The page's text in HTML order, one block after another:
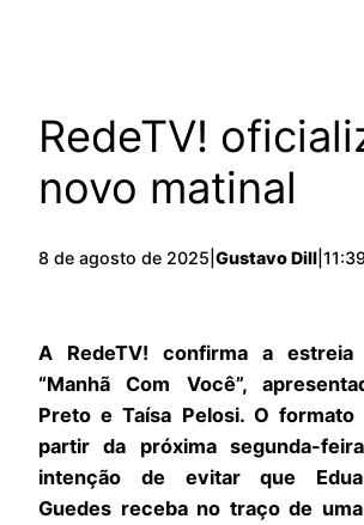
RedeTV!
novo matinal
8 de agosto de 2025 Gustavo Dill
A RedeTV! confirma a estreia
“Manhã Com Você”,
Preto e Taísa Pelosi. O
partir da próxima segunda-
intenção de evitar que
Guedes receba no traço de